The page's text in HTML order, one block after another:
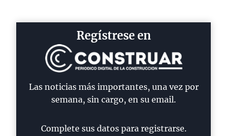
Regístrese en
Las noticias más importantes, una vez por
semana, sin cargo, en su email.
Complete sus datos para registrarse.